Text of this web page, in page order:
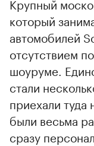
который
автомобилей
отсутствием
шоуруме.
стали
приехали
были весьма
сразу